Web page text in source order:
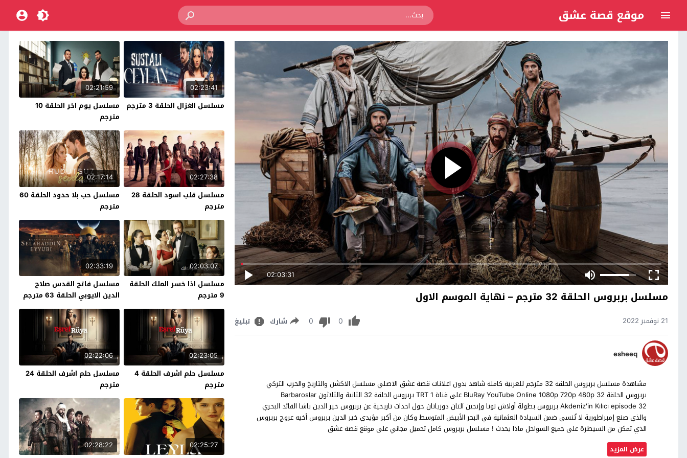
موقع قصة عشق
02:03:31
مسلسل بربروس الحلقة 32 مترجم – نهاية الموسم الاول
21 نوفمبر 2022 0
0 شارك تبليغ
esheeq
مشاهدة مسلسل بربروس الحلقة 32 مترجم للعربية كاملة شاهد بدون اعلانات قصة عشق الاصلي مسلسل الاكشن والتاريخ والحرب التركي
بربروس الحلقة 32 BluRay YouTube Online 1080p 720p 480p على قناة TRT 1 بربروس الحلقة 32 الثانية والثلاثون Barbaroslar
Akdeniz'in Kılıcı episode 32 بربروس بطولة أولاش تونا وإنجين آلتان دوزياتان حول احداث تاريخية عن بربروس خير الدين باشا القائد البحري
والذي صنع إمبراطورية لا تُنسى ضمن السيادة العثمانية في البحر الأبيض المتوسط وكان من أكبر مؤيدي خير الدين بربروس أخيه عروج بربروس
الذي تمكن من السيطرة على جميع السواحل ماذا يحدث ! مسلسل بربروس كامل تحميل مجاني على موقع قصة عشق
عرض المزيد
02:23:41
مسلسل الغزال الحلقة 3 مترجم
02:21:59
مسلسل يوم اخر الحلقة 10
مترجم
02:27:38
مسلسل قلب اسود الحلقة 28
مترجم
02:17:14
مسلسل حب بلا حدود الحلقة 60
مترجم
02:03:07
مسلسل اذا خسر الملك الحلقة
9 مترجم
02:33:19
مسلسل فاتح القدس صلاح
الدين الايوبي الحلقة 63 مترجم
02:23:05
مسلسل حلم اشرف الحلقة 4
مترجم
02:22:06
مسلسل حلم اشرف الحلقة 24
مترجم
02:25:27
02:28:22